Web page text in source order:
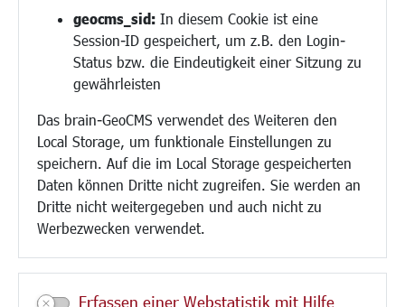
geocms_sid: In diesem Cookie ist eine
Session-ID gespeichert, um z.B. den Login-
Status bzw. die Eindeutigkeit einer Sitzung zu
gewährleisten
Das brain-GeoCMS verwendet des Weiteren den
Local Storage, um funktionale Einstellungen zu
speichern. Auf die im Local Storage gespeicherten
Daten können Dritte nicht zugreifen. Sie werden an
Dritte nicht weitergegeben und auch nicht zu
Werbezwecken verwendet.
Erfassen einer Webstatistik mit Hilfe
Bauen/Umwelt/Mobilität
Bebauungsplanung
Verkehr/Mobilität
Glasfaserausbau
Aktuelle Baustellen
Paddelteich
CINDY S
Kultur/Freizeit/Tourismus
Veranstaltungen